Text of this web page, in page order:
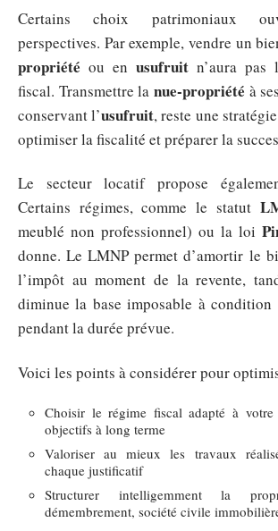
Certains choix patrimoniaux
perspectives. Par exemple, vendre un
propriété ou en usufruit n’aura pas
fiscal. Transmettre la nue-propriété à
conservant l’usufruit, reste une
optimiser la fiscalité et préparer la
Le secteur locatif propose
Certains régimes, comme le statut
meublé non professionnel) ou la loi
donne. Le LMNP permet d’amortir le
l’impôt au moment de la revente,
diminue la base imposable à
pendant la durée prévue.
Voici les points à considérer pour
Choisir le régime fiscal adapté à
objectifs à long terme
Valoriser au mieux les travaux
chaque justificatif
Structurer intelligemment la
démembrement, société civile